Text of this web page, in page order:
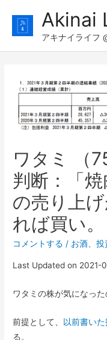
ン
Akinai
アキナイライフ
ワタミ （
判断：「
の売り上
れば買い。
コメントする / お酒 、投
Last Updated on 2021-
ワタミの株が気になっ
前提として、 以前書い
る。